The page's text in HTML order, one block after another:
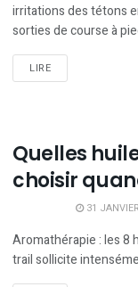
irritations des tétons
sorties de course à
LIRE
Quelles
choisir
31
Aromathérapie : les 8
trail sollicite